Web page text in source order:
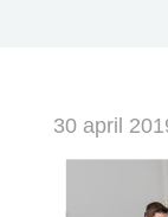
30 april